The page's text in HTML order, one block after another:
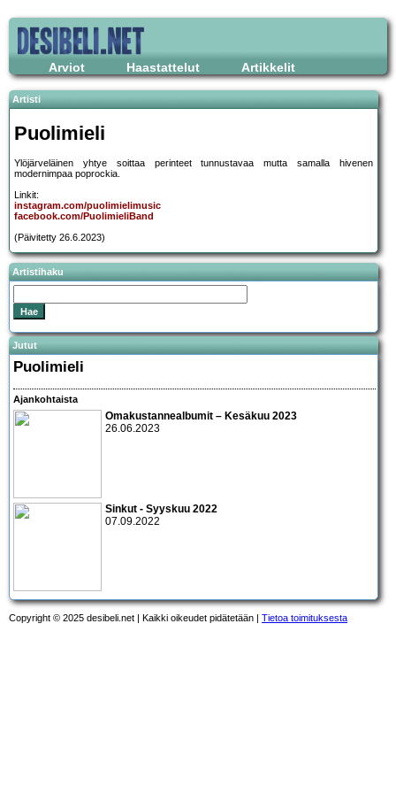
Arviot Haastattelut Artikkelit
Artisti
Puolimieli
Ylöjärveläinen yhtye soittaa perinteet tunnustavaa mutta samalla hivenen
modernimpaa poprockia.
Linkit:
instagram.com/puolimielimusic
facebook.com/PuolimieliBand
(Päivitetty 26.6.2023)
Artistihaku
Jutut
Puolimieli
Ajankohtaista
Omakustannealbumit – Kesäkuu 2023
26.06.2023
Sinkut - Syyskuu 2022
07.09.2022
Copyright © 2025 desibeli.net | Kaikki oikeudet pidätetään | Tietoa toimituksesta